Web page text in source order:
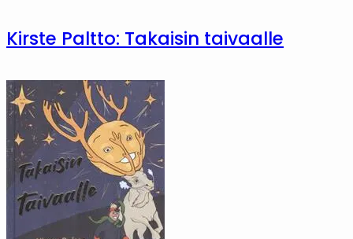
Kirste Paltto: Takaisin taivaalle